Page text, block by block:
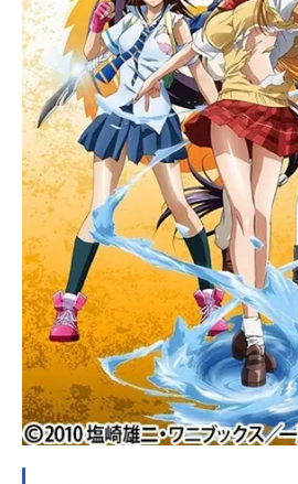
明：門脇舞（
浅川悠呉栄：
督：大畑晃一
ラシリーズ構
ターデザイン
んキーアニメ
督：池田繁美
影監督：池上
監督：清水勝
プロデューサ
ーサー：田
康博 畠山拓
ュース：
作：アームス
トナーズ公開開